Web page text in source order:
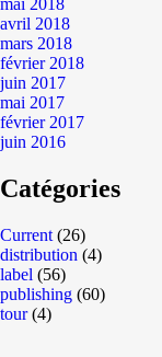
mai 2018
avril 2018
mars 2018
février 2018
juin 2017
mai 2017
février 2017
juin 2016
Catégories
Current (26)
distribution (4)
label (56)
publishing (60)
tour(4)